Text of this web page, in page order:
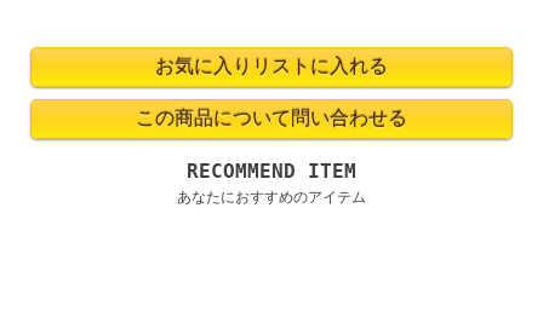
RECOMMEND ITEM
あなたにおすすめのアイテム